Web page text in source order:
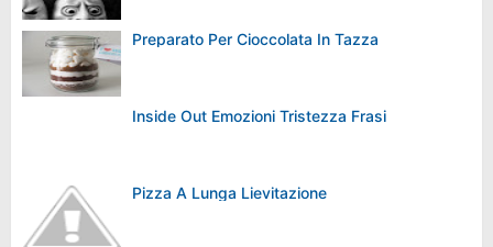
Preparato Per Cioccolata In Tazza
Inside Out Emozioni Tristezza Frasi
Pizza A Lunga Lievitazione